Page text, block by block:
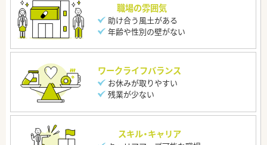
職場の雰囲気
助け合う風土がある
年齢や性別の壁がない
ワークライフバランス
お休みが取りやすい
残業が少ない
スキル・キャリア